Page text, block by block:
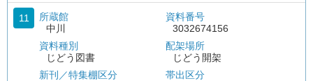
11
所蔵館
中川
資料種別
じどう図書
新刊／特集棚区分
資料番号
3032674156
配架場所
じどう開架
帯出区分